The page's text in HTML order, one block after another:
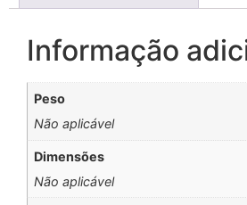
Informação
Peso
Não aplicável
Dimensões
Não aplicável